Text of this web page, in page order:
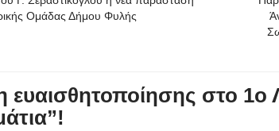
Ομάδας Δήμου Φυλής
ευαισθητοποίησης στο 1ο